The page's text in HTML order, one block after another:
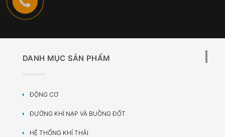
DANH MỤC SẢN PHẨM
ĐỘNG CƠ
ĐƯỜNG KHÍ NẠP VÀ BUỒNG ĐỐT
HỆ THỐNG KHÍ THẢI